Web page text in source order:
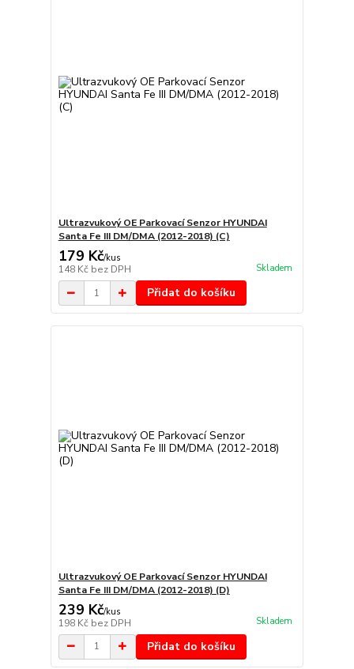
Ultrazvukový OE Parkovací Senzor HYUNDAI
Santa Fe III DM/DMA (2012-2018) (C)
179 Kč/kus
148 Kč bez DPH Skladem
Přidat do košíku
Ultrazvukový OE Parkovací Senzor HYUNDAI
Santa Fe III DM/DMA (2012-2018) (D)
239 Kč/kus
198 Kč bez DPH Skladem
Přidat do košíku